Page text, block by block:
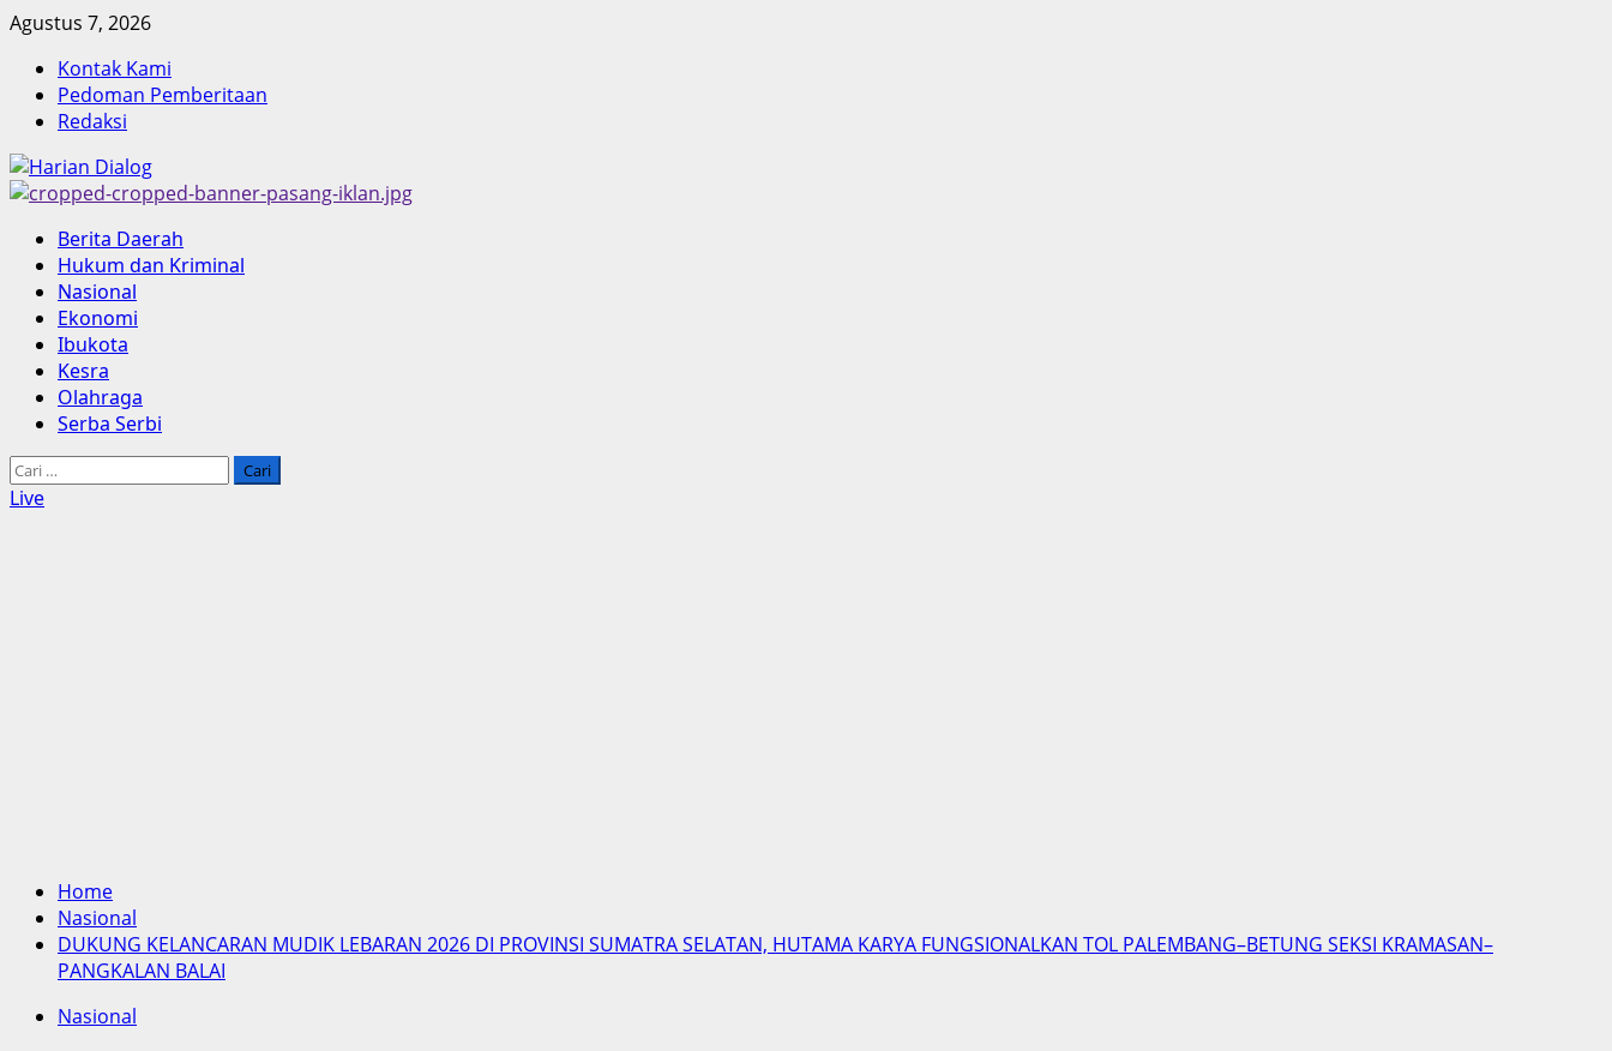
Skip
content
Agustus 7, 2026
Kontak Kami
Pedoman Pemberitaan
Redaksi
Primary
Menu
Berita Daerah
Hukum dan Kriminal
Nasional
Ekonomi
Ibukota
Kesra
Olahraga
Serba Serbi
Cari
untuk:
Live
Home
Nasional
DUKUNG KELANCARAN MUDIK LEBARAN 2026 DI PROVINSI SUMATRA SELATAN, HUTAMA KARYA FUNGSIONALKAN TOL PALEMBANG–BETUNG SEKSI KRAMASAN–
PANGKALAN BALAI
Nasional